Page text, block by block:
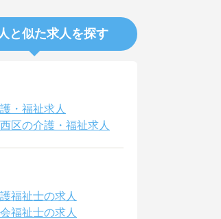
と似た求人を探す
・福祉求人
区の介護・福祉求人
福祉士の求人
福祉士の求人